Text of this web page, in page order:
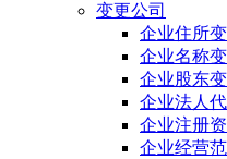
变更公司
企业住所
企业名称
企业股东
企业法人
企业注册
企业经营